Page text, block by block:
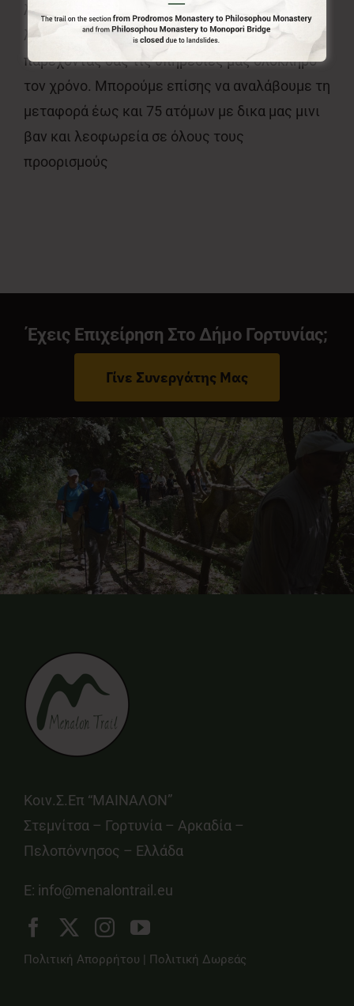
λιμάνι του Πειραιά, τους σταθμούς
λεωφορείων όλες τις ώρες της ημέρας,
παρέχοντας σας τις υπηρεσίες μας ολόκληρο
τον χρόνο. Μπορούμε επίσης να αναλάβουμε τη
μεταφορά έως και 75 ατόμων με δικα μας μινι
βαν και λεοφωρεία σε όλους τους
προορισμούς
Έχεις Επιχείρηση Στο Δήμο Γορτυνίας;
Γίνε Συνεργάτης Μας
Κοιν.Σ.Επ “ΜΑΙΝΑΛΟΝ”
Στεμνίτσα – Γορτυνία – Αρκαδία –
Πελοπόννησος – Ελλάδα
E: info@menalontrail.eu
Πολιτική Απορρήτου | Πολιτική Δωρεάς